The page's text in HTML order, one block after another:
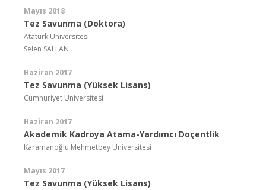
Mayıs 2018
Tez Savunma (Doktora)
Atatürk Üniversitesi
Selen SALLAN
Haziran 2017
Tez Savunma (Yüksek Lisans)
Cumhuriyet Üniversitesi
Haziran 2017
Akademik Kadroya Atama-Yardımcı Doçentlik
Karamanoğlu Mehmetbey Üniversitesi
Mayıs 2017
Tez Savunma (Yüksek Lisans)